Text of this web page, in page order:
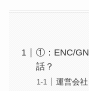
①：ENC/
話？
運営会